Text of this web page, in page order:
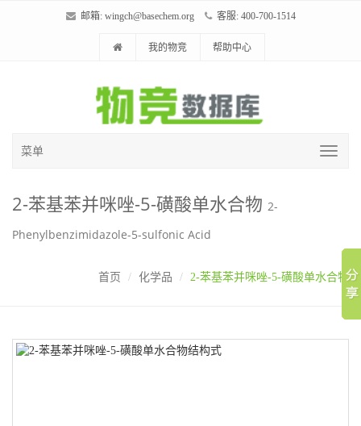
邮箱: wingch@basechem.org 客服: 400-700-1514
我的物竞 帮助中心
菜单
2-苯基苯并咪唑-5-磺酸单水合物 2-
Phenylbenzimidazole-5-sulfonic Acid
首页 化学品 2-苯基苯并咪唑-5-磺酸单水合物